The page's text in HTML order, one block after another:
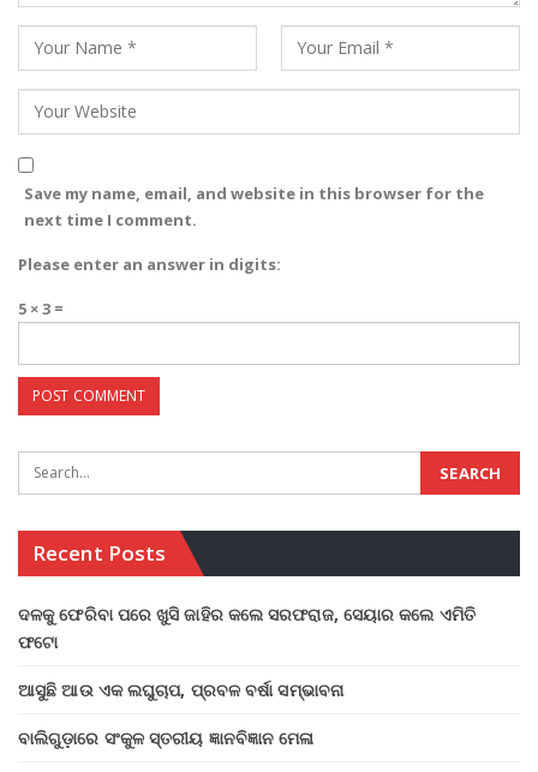
Save my name, email, and website in this browser for the
next time I comment.
Please enter an answer in digits:
5 × 3 =
Recent Posts
ଦଳକୁ ଫେରିବା ପରେ ଖୁସି ଜାହିର କଲେ ସରଫରାଜ, ସେୟାର କଲେ ଏମିତି
ଫଟୋ
ଆସୁଛି ଆଉ ଏକ ଲଘୁଚାପ, ପ୍ରବଳ ବର୍ଷା ସମ୍ଭାବନା
ବାଲିଗୁଡ଼ାରେ ସଂକୁଳ ସ୍ତରୀୟ ଜ୍ଞାନବିଜ୍ଞାନ ମେଳା